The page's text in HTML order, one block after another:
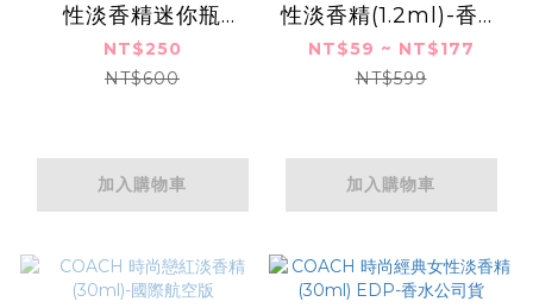
性淡香精迷你瓶
(4.5ml)EDP-香水公
司貨
NT$250
NT$600
加入購物車
性淡香精(1.2ml)-香水
隨身針管試香
NT$59 ~ NT$177
NT$599
加入購物車